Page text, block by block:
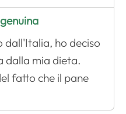
ho deciso
dalla mia dieta.
fatto che il pane